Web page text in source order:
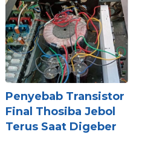
Penyebab Transistor
Final Thosiba Jebol
Terus Saat Digeber